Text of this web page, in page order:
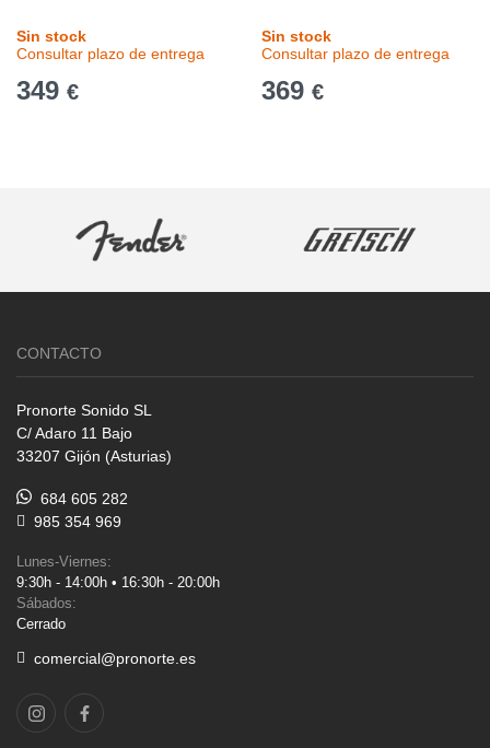
Sin stock
Consultar plazo de entrega
349 €
Sin stock
Consultar plazo de entrega
369 €
CONTACTO
Pronorte Sonido SL
C/ Adaro 11 Bajo
33207 Gijón (Asturias)
684 605 282
985 354 969
Lunes-Viernes:
9:30h - 14:00h • 16:30h - 20:00h
Sábados:
Cerrado
comercial@pronorte.es